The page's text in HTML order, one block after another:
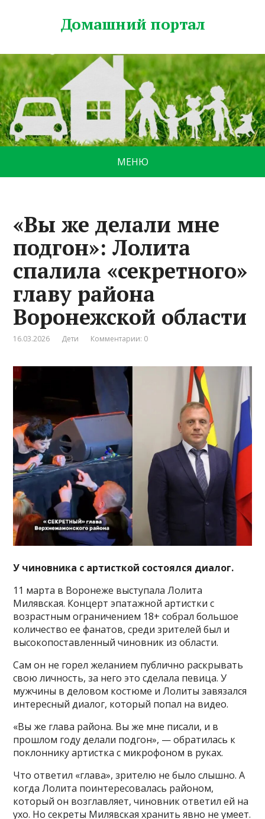
Домашний портал
МЕНЮ
«Вы же делали мне
подгон»: Лолита
спалила «секретного»
главу района
Воронежской области
16.03.2026 Дети Комментарии: 0
У чиновника с артисткой состоялся диалог.
11 марта в Воронеже выступала Лолита
Милявская. Концерт эпатажной артистки с
возрастным ограничением 18+ собрал большое
количество ее фанатов, среди зрителей был и
высокопоставленный чиновник из области.
Сам он не горел желанием публично раскрывать
свою личность, за него это сделала певица. У
мужчины в деловом костюме и Лолиты завязался
интересный диалог, который попал на видео.
«Вы же глава района. Вы же мне писали, и в
прошлом году делали подгон», — обратилась к
поклоннику артистка с микрофоном в руках.
Что ответил «глава», зрителю не было слышно. А
когда Лолита поинтересовалась районом,
который он возглавляет, чиновник ответил ей на
ухо. Но секреты Милявская хранить явно не умеет.